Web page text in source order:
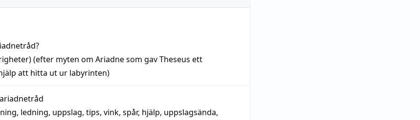
?
(efter myten om Ariadne som gav Theseus ett
att hitta ut ur labyrinten)
ariadnetråd
, ledning, uppslag, tips, vink, spår, hjälp, uppslagsända,